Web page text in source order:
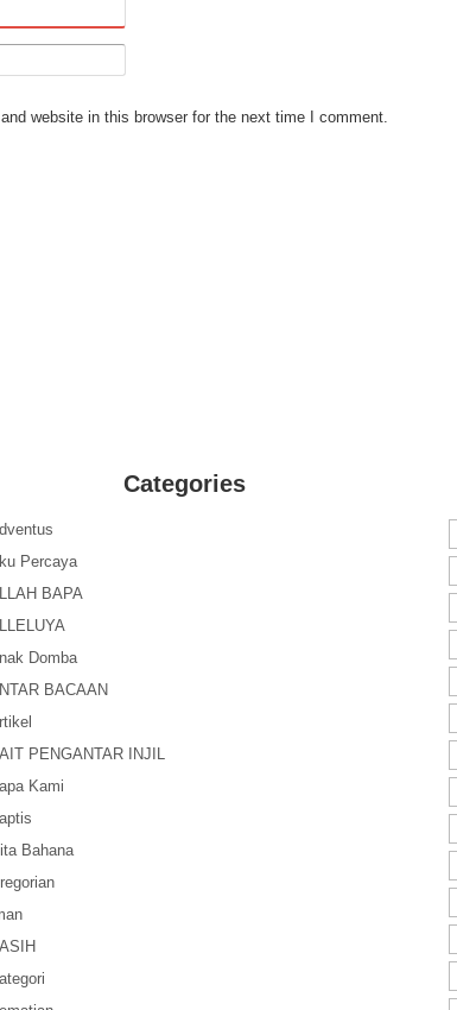
website in this browser for the next time I comment.
Categories
Percaya
BAPA
Domba
BACAAN
PENGANTAR INJIL
Kami
Bahana